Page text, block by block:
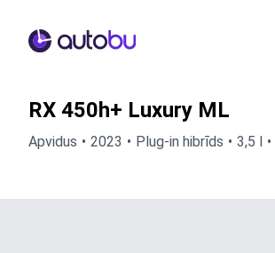
Autobu.eu
RX 450h+ Luxury ML
Apvidus 2023 Plug-in hibrīds 3,5 l